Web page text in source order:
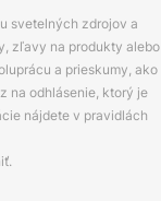
svetelných zdrojov a
zľavy na produkty alebo
a prieskumy, ako
na odhlásenie, ktorý je
nájdete v pravidlách